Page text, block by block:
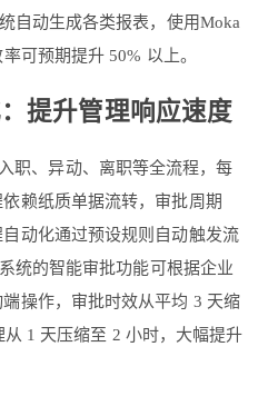
自动生成各类报表，使用Moka
可预期提升 50% 以上。
提升管理响应速度
职、异动、离职等全流程，每
赖纸质单据流转，审批周期
动化通过预设规则自动触发流
统的智能审批功能可根据企业
操作，审批时效从平均 3 天缩
1 天压缩至 2 小时，大幅提升